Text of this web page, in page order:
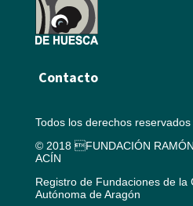
Contacto
Todos los derechos reservados
© 2018 FUNDACIÓN
ACÍN
Registro de Fundaciones de la
Autónoma de Aragón